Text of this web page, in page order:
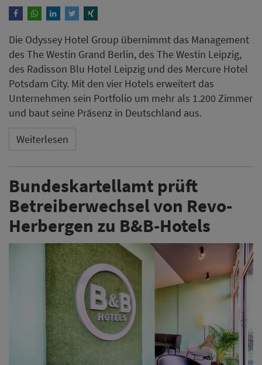
Die Odyssey Hotel Group übernimmt das Management
des The Westin Grand Berlin, des The Westin Leipzig,
des Radisson Blu Hotel Leipzig und des Mercure Hotel
Potsdam City. Mit den vier Hotels erweitert das
Unternehmen sein Portfolio um mehr als 1.200 Zimmer
und baut seine Präsenz in Deutschland aus.
Weiterlesen
Bundeskartellamt prüft
Betreiberwechsel von Revo-
Herbergen zu B&B-Hotels